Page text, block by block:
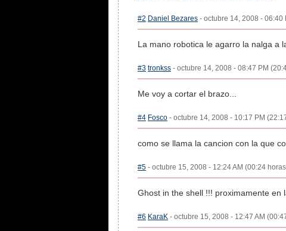
#2 Daniel Bezares - octubre 14, 2008 - 06:40
La mano robotica le agarro la nalga a
#3 tronkss - octubre 14, 2008 - 08:47 PM
Me voy a cortar el brazo...
#4 Fosco - octubre 14, 2008 - 10:17 PM
como se llama la cancion con la que
#5 - octubre 15, 2008 - 12:24 AM (00:24
Ghost in the shell !!! proximamente en
#6 KaraK - octubre 15, 2008 - 12:47 AM